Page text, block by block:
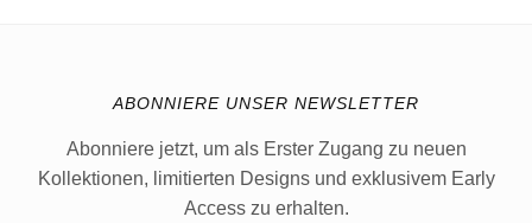
ABONNIERE UNSER NEWSLETTER
Abonniere jetzt, um als Erster Zugang zu neuen
Kollektionen, limitierten Designs und exklusivem Early
Access zu erhalten.